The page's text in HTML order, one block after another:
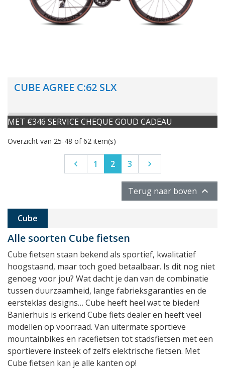
CUBE AGREE C:62 SLX
MET €346 SERVICE CHEQUE GOUD CADEAU
Overzicht van 25-48 of 62 item(s)
Vorige
 1 2 3 Volgende

Terug naar boven 
Cube
Alle soorten Cube fietsen
Cube fietsen staan bekend als sportief, kwalitatief
hoogstaand, maar toch goed betaalbaar. Is dit nog niet
genoeg voor jou? Wat dacht je dan van de combinatie
tussen duurzaamheid, lange fabrieksgaranties en de
eersteklas designs… Cube heeft heel wat te bieden!
Banierhuis is erkend Cube fiets dealer en heeft veel
modellen op voorraad. Van uitermate sportieve
mountainbikes en racefietsen tot stadsfietsen met een
sportievere insteek of zelfs elektrische fietsen. Met
Cube fietsen kan je alle kanten op!